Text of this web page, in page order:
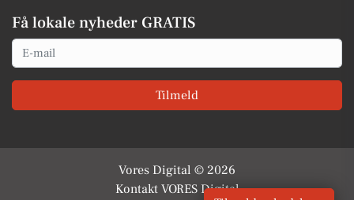
Få lokale nyheder GRATIS
Email
Tilmeld
Vores Digital © 2026
Kontakt VORES Digital